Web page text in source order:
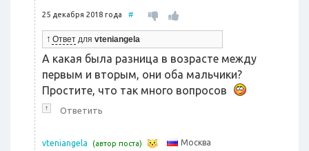
25 декабря 2018 года #
↑ Ответ для vteniangela
А какая была разница в возрасте между
первым и вторым, они оба мальчики?
Простите, что так много вопросов
↑ Ответить
vteniangela (автор поста) Москва